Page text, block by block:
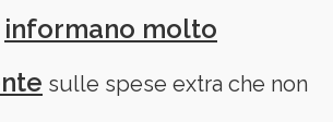
informano molto
sulle spese extra che non